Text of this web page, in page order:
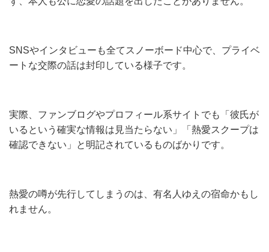
SNSやインタビューも全てスノーボード中心で、プライベ
ートな交際の話は封印している様子です。
実際、ファンブログやプロフィール系サイトでも「彼氏が
いるという確実な情報は見当たらない」「熱愛スクープは
確認できない」と明記されているものばかりです。
熱愛の噂が先行してしまうのは、有名人ゆえの宿命かもし
れません。